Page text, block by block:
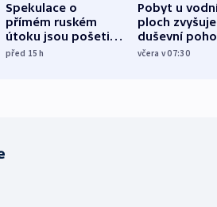
Spekulace o
přímém ruském
útoku jsou pošetilé,
míní estonský
před 15h
Pobyt u
ploch zvyšuje
duševní
ukázala
včera v 07:30